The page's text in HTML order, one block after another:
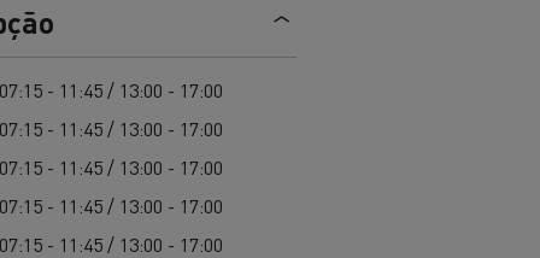
Configurador 3D
carregamento
07:15 - 11:45 / 13:00 - 17:00
07:15 - 11:45 / 13:00 - 17:00
07:15 - 11:45 / 13:00 - 17:00
07:15 - 11:45 / 13:00 - 17:00
07:15 - 11:45 / 13:00 - 17:00